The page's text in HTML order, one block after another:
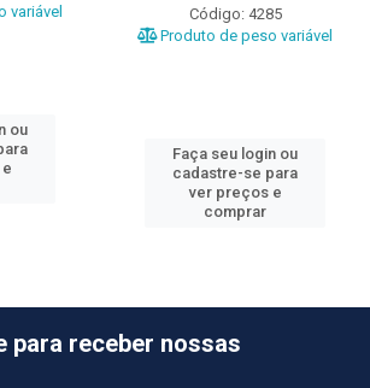
variável
ou
Código: 4285
Produto de peso variável
Faça seu login ou
cadastre-se para
ver preços e
comprar
para receber nossas